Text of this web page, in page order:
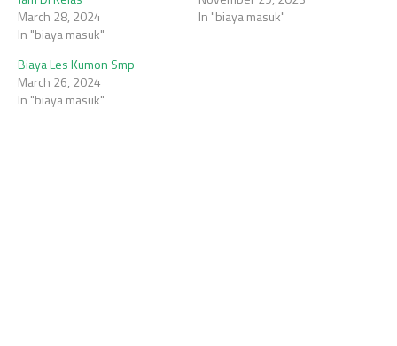
March 28, 2024
In "biaya masuk"
In "biaya masuk"
Biaya Les Kumon Smp
March 26, 2024
In "biaya masuk"